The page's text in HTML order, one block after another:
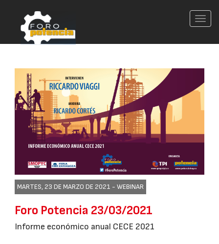
MARTES, 23 DE MARZO DE 2021 - WEBINAR
Foro Potencia 23/03/2021
Informe económico anual CECE 2021